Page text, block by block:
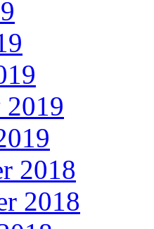
2019
2018
2018